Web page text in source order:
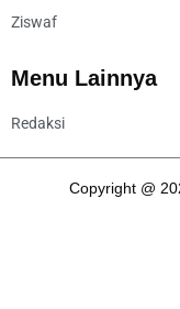
Ziswaf
Menu Lainnya
Redaksi
Copyright @